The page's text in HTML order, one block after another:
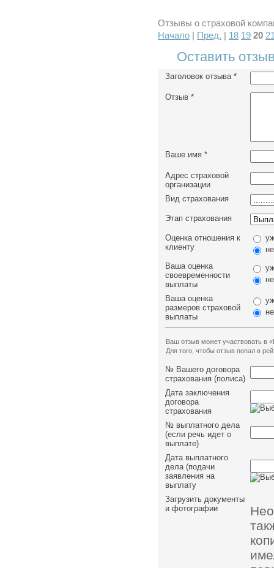
Отзывы о страховой
Начало
Пред. 18 19 20
Оставить
Заголовок отзыва *
Отзыв *
Ваше имя *
Адрес страховой
организации
Вид страхования
Этап страхования
Оценка отношения к
клиенту
Ваша оценка
своевременности
выплаты
Ваша оценка
размеров страховой
выплаты
Ваш отзыв может участвовать в
Для того, чтобы отзыв попал в
№ Вашего договора
страхования (полиса)
Дата заключения
договора
страхования
№ выплатного дела
(если речь идет о
выплате)
Дата выплатного
дела (подачи
заявления на
выплату
Загрузить документы
и фотографии